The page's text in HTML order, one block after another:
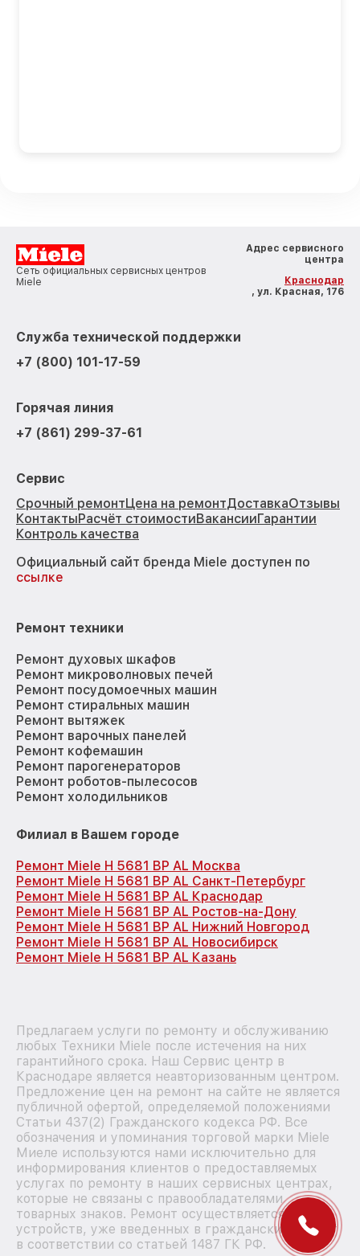
Сеть официальных сервисных центров
Miele
Адрес сервисного
центра
Краснодар
, ул. Красная, 176
Служба технической поддержки
+7 (800) 101-17-59
Горячая линия
+7 (861) 299-37-61
Сервис
Срочный ремонтЦена на ремонтДоставкаОтзывы
КонтактыРасчёт стоимостиВакансииГарантии
Контроль качества
Официальный сайт бренда Miele доступен по
ссылке
Ремонт техники
Ремонт духовых шкафов
Ремонт микроволновых печей
Ремонт посудомоечных машин
Ремонт стиральных машин
Ремонт вытяжек
Ремонт варочных панелей
Ремонт кофемашин
Ремонт парогенераторов
Ремонт роботов-пылесосов
Ремонт холодильников
Филиал в Вашем городе
Ремонт Miele H 5681 BP AL Москва
Ремонт Miele H 5681 BP AL Санкт-Петербург
Ремонт Miele H 5681 BP AL Краснодар
Ремонт Miele H 5681 BP AL Ростов-на-Дону
Ремонт Miele H 5681 BP AL Нижний Новгород
Ремонт Miele H 5681 BP AL Новосибирск
Ремонт Miele H 5681 BP AL Казань
Предлагаем услуги по ремонту и обслуживанию
любых Техники Miele после истечения на них
гарантийного срока. Наш Сервис центр в
Краснодаре является неавторизованным центром.
Предложение цен на ремонт на сайте не является
публичной офертой, определяемой положениями
Статьи 437(2) Гражданского кодекса РФ. Все
обозначения и упоминания торговой марки Miele
Миеле используются нами исключительно для
информирования клиентов о предоставляемых
услугах по ремонту в наших сервисных центрах,
которые не связаны с правообладателями
товарных знаков. Ремонт осуществляется для
устройств, уже введенных в гражданский оборот
в соответствии со статьей 1487 ГК РФ.